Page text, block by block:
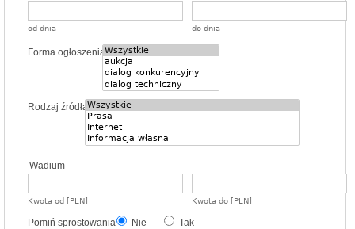
od dnia do dnia
Forma ogłoszenia
Rodzaj źródła
Wadium
Kwota od [PLN] Kwota do [PLN]
Pomiń sprostowania Nie Tak